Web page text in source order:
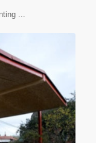
...